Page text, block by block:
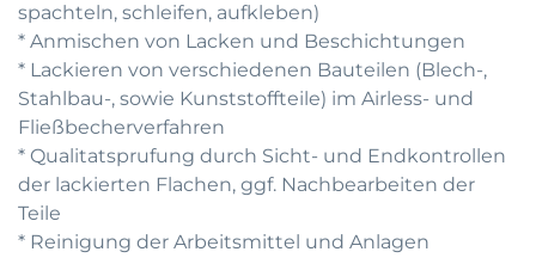
spachteln, schleifen, aufkleben)
* Anmischen von Lacken und Beschichtungen
* Lackieren von verschiedenen Bauteilen (Blech-,
Stahlbau-, sowie Kunststoffteile) im Airless- und
Fließbecherverfahren
* Qualitatsprufung durch Sicht- und Endkontrollen
der lackierten Flachen, ggf. Nachbearbeiten der
Teile
* Reinigung der Arbeitsmittel und Anlagen